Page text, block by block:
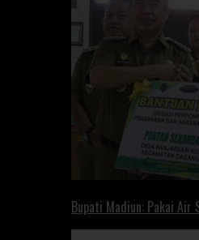
Bupati Madiun: Pakai Air